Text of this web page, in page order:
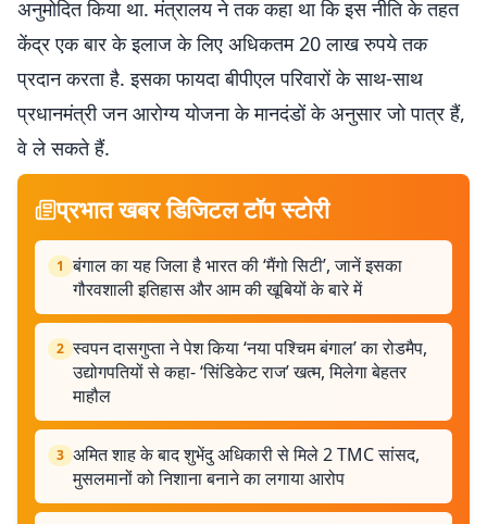
अनुमोदित किया था. मंत्रालय ने तक कहा था कि इस नीति के तहत
केंद्र एक बार के इलाज के लिए अधिकतम 20 लाख रुपये तक
प्रदान करता है. इसका फायदा बीपीएल परिवारों के साथ-साथ
प्रधानमंत्री जन आरोग्य योजना के मानदंडों के अनुसार जो पात्र हैं,
वे ले सकते हैं.
प्रभात खबर डिजिटल टॉप स्टोरी
1 बंगाल का यह जिला है भारत की ‘मैंगो सिटी’, जानें इसका
गौरवशाली इतिहास और आम की खूबियों के बारे में
2 स्वपन दासगुप्ता ने पेश किया ‘नया पश्चिम बंगाल’ का रोडमैप,
उद्योगपतियों से कहा- ‘सिंडिकेट राज’ खत्म, मिलेगा बेहतर
माहौल
3 अमित शाह के बाद शुभेंदु अधिकारी से मिले 2 TMC सांसद,
मुसलमानों को निशाना बनाने का लगाया आरोप